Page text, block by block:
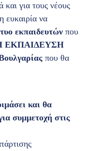
για τους νέους
ευκαιρία να
εκπαιδευτών που
ΕΚΠΑΙΔΕΥΣΗ
που θα
και θα
συμμετοχή στις